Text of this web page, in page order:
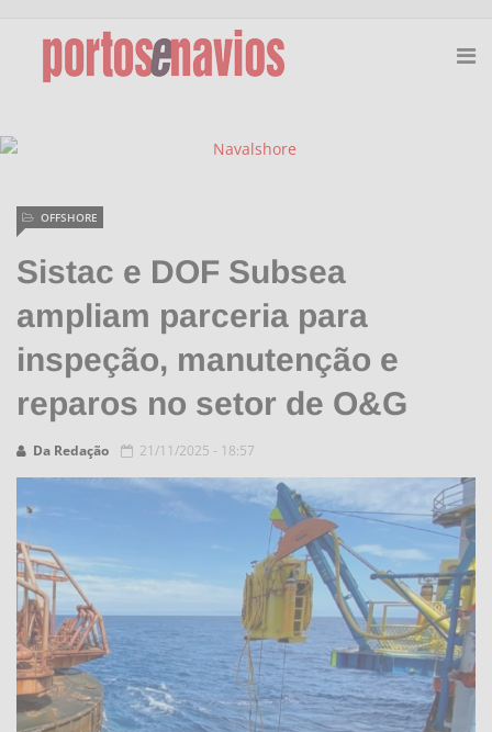
Sistac e DOF Subsea
ampliam parceria para
inspeção, manutenção e
reparos no setor de O&G
Da Redação
OFFSHORE
21/11/2025 - 18:57